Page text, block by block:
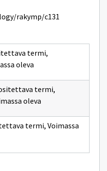
rakymp/c131
termi,
oleva
termi,
oleva
termi, Voimassa